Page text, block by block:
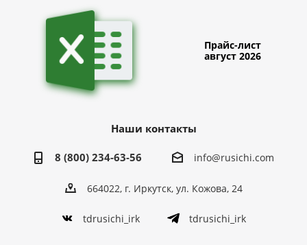
Прайс-лист
август 2026
Наши контакты
8 (800) 234-63-56 info@rusichi.com
664022, г. Иркутск, ул. Кожова, 24
tdrusichi_irk tdrusichi_irk